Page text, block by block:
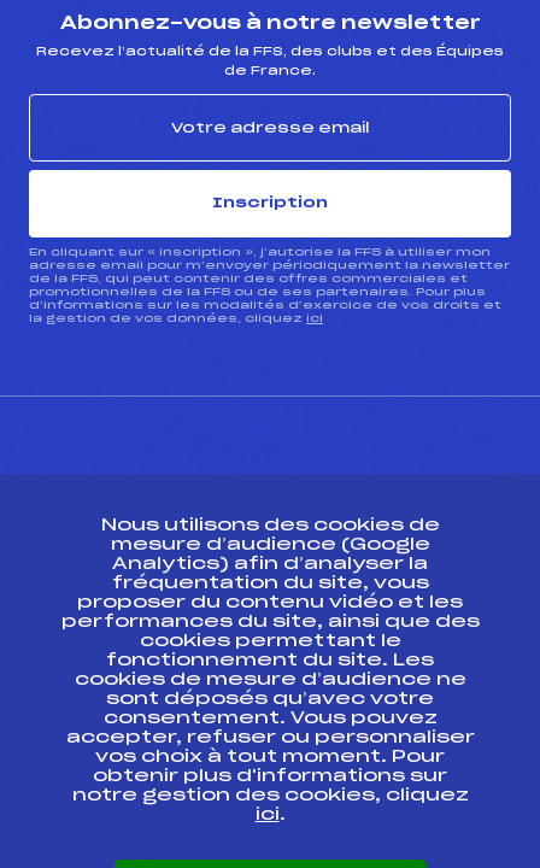
Abonnez-vous à notre newsletter
Recevez l’actualité de la FFS, des clubs et des Équipes
de France.
Inscription
En cliquant sur « inscription », j’autorise la FFS à utiliser mon
adresse email pour m’envoyer périodiquement la newsletter
de la FFS, qui peut contenir des offres commerciales et
promotionnelles de la FFS ou de ses partenaires. Pour plus
d’informations sur les modalités d’exercice de vos droits et
la gestion de vos données, cliquez ici
Ressources
Pass’Neige
Projet sportif fédéral
Projet de performance fédéral
Antidopage
Pôle Développement, Formation, Suivi
Scientifique
Listes ministérielles
Pôle vie de l’athlète
Enseignement professionnel
Nous utilisons des cookies de
mesure d’audience (Google
Analytics) afin d’analyser la
fréquentation du site, vous
proposer du contenu vidéo et les
performances du site, ainsi que des
cookies permettant le
fonctionnement du site. Les
cookies de mesure d’audience ne
sont déposés qu’avec votre
consentement. Vous pouvez
accepter, refuser ou personnaliser
vos choix à tout moment. Pour
obtenir plus d'informations sur
notre gestion des cookies, cliquez
ici.